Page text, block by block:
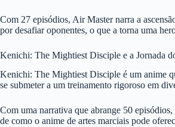
Com 27 episódios, Air Master narra a
por desafiar oponentes, o que a torna uma
Kenichi: The Mightiest Disciple e a Jornada
Kenichi: The Mightiest Disciple é um anime
se submeter a um treinamento rigoroso em
Com uma narrativa que abrange 50
de como o anime de artes marciais pode